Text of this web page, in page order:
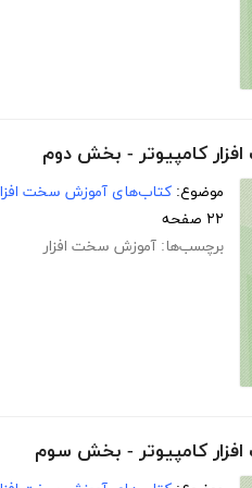
کامپیوتر - بخش دوم
موضوع: کتاب‌های آموزش سخت
۲۲ صفحه
برچسب‌ها: آموزش سخت افزار
کامپیوتر - بخش سوم